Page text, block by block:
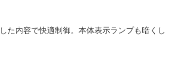
た内容で快適制御。本体表示ランプも暗くし